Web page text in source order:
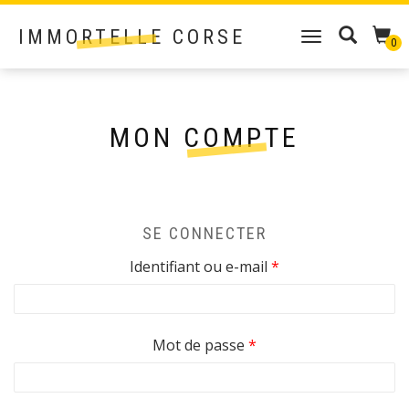
IMMORTELLE CORSE
DÉPLIER
0
MON COMPTE
SE CONNECTER
Identifiant ou e-mail *
Mot de passe *